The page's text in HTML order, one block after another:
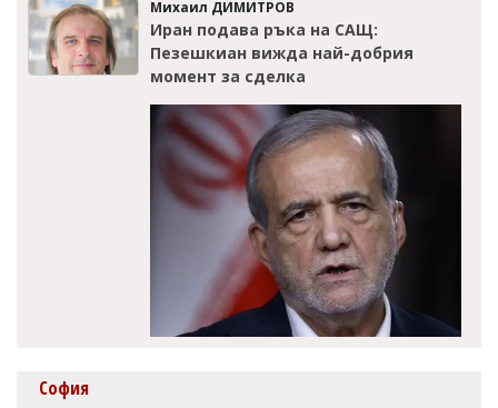
Михаил ДИМИТРОВ
Иран подава ръка на САЩ:
Пезешкиан вижда най-добрия
момент за сделка
София